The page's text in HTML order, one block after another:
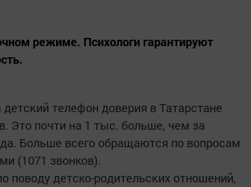
режиме. Психологи гарантируют
телефон доверия в Татарстане
Это почти на 1 тыс. больше, чем за
Больше всего обращаются по вопросам
(1071 звонков).
поводу детско-родительских отношений,